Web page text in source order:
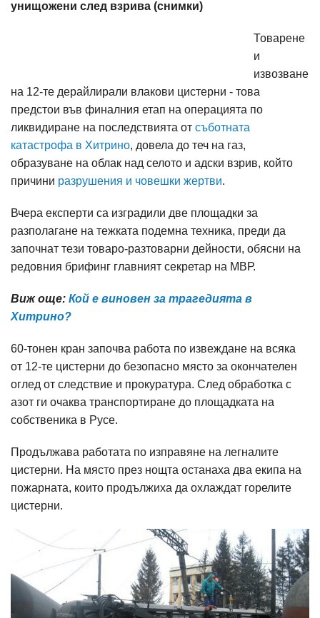
унищожени след взрива (снимки)
Товарене
и
извозване
на 12-те дерайлирали влакови цистерни - това
предстои във финалния етап на операцията по
ликвидиране на последствията от съботната
катастрофа в Хитрино, довела до теч на газ,
образуване на облак над селото и адски взрив, който
причини разрушения и човешки жертви.
Вчера експерти са изградили две площадки за
разполагане на тежката подемна техника, преди да
започнат тези товаро-разтоварни дейности, обясни на
редовния брифинг главният секретар на МВР.
Виж още: Кой е виновен за трагедията в
Хитрино?
60-тонен кран започва работа по извеждане на всяка
от 12-те цистерни до безопасно място за окончателен
оглед от следствие и прокуратура. След обработка с
азот ги очаква транспортиране до площадката на
собственика в Русе.
Продължава работата по изправяне на легналите
цистерни. На място през нощта останаха два екипа на
пожарната, които продължиха да охлаждат горелите
цистерни.